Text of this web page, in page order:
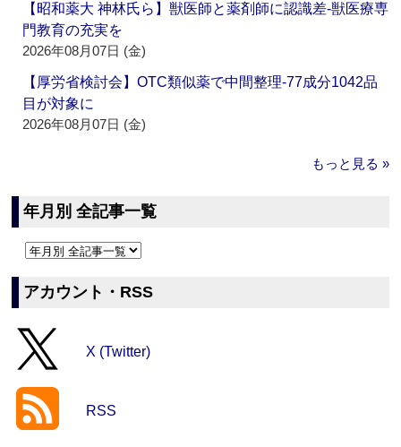
【昭和薬大 神林氏ら】獣医師と薬剤師に認識差‐獣医療専
門教育の充実を
2026年08月07日 (金)
【厚労省検討会】OTC類似薬で中間整理‐77成分1042品
目が対象に
2026年08月07日 (金)
もっと見る »
年月別 全記事一覧
アカウント・RSS
X (Twitter)
RSS